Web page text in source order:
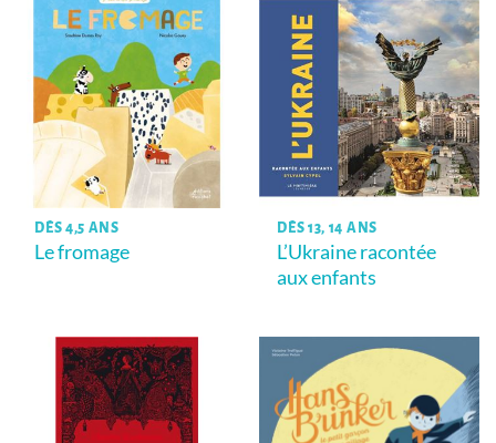
DÈS 4,5 ANS
Le fromage
DÈS 13, 14 ANS
L’Ukraine racontée
aux enfants